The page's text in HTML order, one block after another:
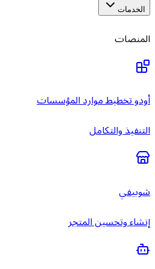
الخدمات
المنصات
أودو تخطيط موارد المؤسسات
التنفيذ والتكامل
شوبيفي
إنشاء وتحسين المتجر